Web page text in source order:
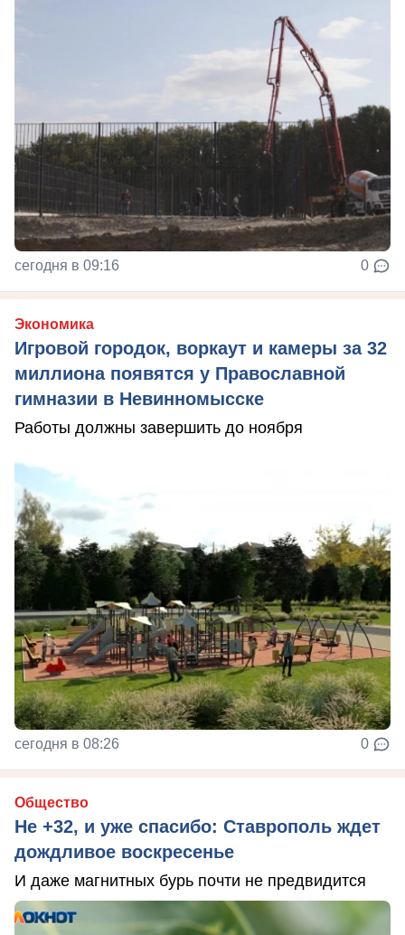
сегодня в 09:16 0
Экономика
Игровой городок, воркаут и камеры за 32
миллиона появятся у Православной
гимназии в Невинномысске
Работы должны завершить до ноября
сегодня в 08:26 0
Общество
Не +32, и уже спасибо: Ставрополь ждет
дождливое воскресенье
И даже магнитных бурь почти не предвидится